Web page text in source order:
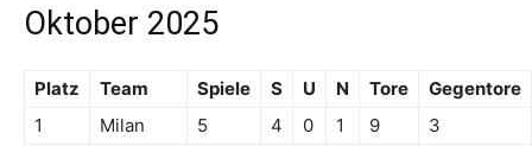
Oktober 2025
Platz Team Spiele S U N Tore
Gegentore
1
Milan 5 4 0 1 9
3